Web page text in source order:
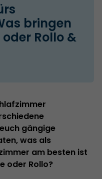
bringen
Rollo &
gängige
was als
am besten ist
oder Rollo?